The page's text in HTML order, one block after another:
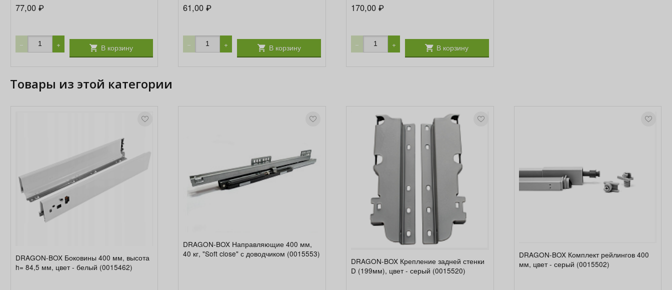
77,00 ₽
− + В корзину
61,00₽
− + В корзину
170,00₽
− + В корзину
Товары из этой категории
DRAGON-BOX Боковины 400 мм, высота
h= 84,5 мм, цвет - белый (0015462)
DRAGON-BOX Направляющие 400 мм,
40 кг, "Soft close" с доводчиком (0015553)
DRAGON-BOX Крепление задней стенки
D (199мм), цвет - серый (0015520)
DRAGON-BOX Комплект рейлингов 400
мм, цвет - серый (0015502)